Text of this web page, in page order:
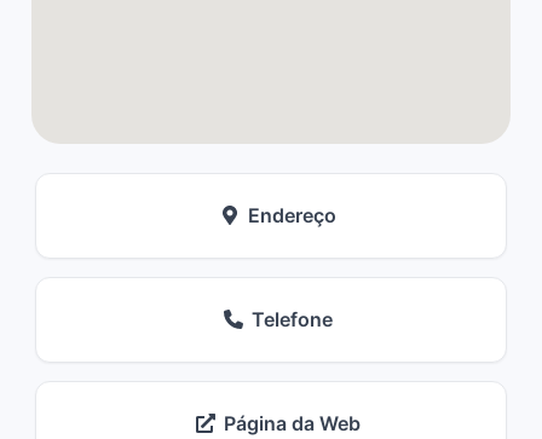
Endereço
Telefone
Página da Web